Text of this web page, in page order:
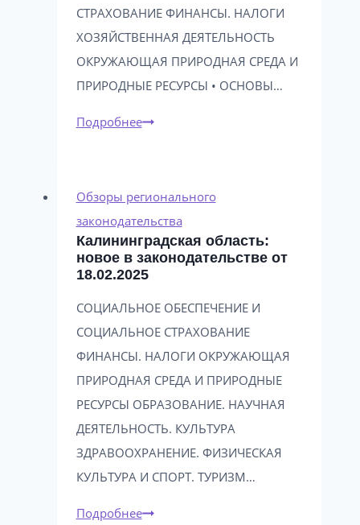
СТРАХОВАНИЕ ФИНАНСЫ. НАЛОГИ
ХОЗЯЙСТВЕННАЯ ДЕЯТЕЛЬНОСТЬ
ОКРУЖАЮЩАЯ ПРИРОДНАЯ СРЕДА И
ПРИРОДНЫЕ РЕСУРСЫ • ОСНОВЫ…
ПодробнееКалининградская
в
законодательстве
от
06.11.2024
Обзоры регионального
законодательства
Калининградская область:
новое в законодательстве от
18.02.2025
СОЦИАЛЬНОЕ ОБЕСПЕЧЕНИЕ И
СОЦИАЛЬНОЕ СТРАХОВАНИЕ
ФИНАНСЫ. НАЛОГИ ОКРУЖАЮЩАЯ
ПРИРОДНАЯ СРЕДА И ПРИРОДНЫЕ
РЕСУРСЫ ОБРАЗОВАНИЕ. НАУЧНАЯ
ДЕЯТЕЛЬНОСТЬ. КУЛЬТУРА
ЗДРАВООХРАНЕНИЕ. ФИЗИЧЕСКАЯ
КУЛЬТУРА И СПОРТ. ТУРИЗМ…
ПодробнееКалининградская